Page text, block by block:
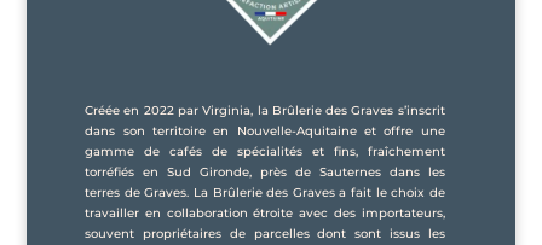
Créée en 2022 par Virginia, la Brûlerie des Graves s’inscrit
dans son territoire en Nouvelle-Aquitaine et offre une
gamme de cafés de spécialités et fins, fraîchement
torréfiés en Sud Gironde, près de Sauternes dans les
terres de Graves. La Brûlerie des Graves a fait le choix de
travailler en collaboration étroite avec des importateurs,
souvent propriétaires de parcelles dont sont issus les